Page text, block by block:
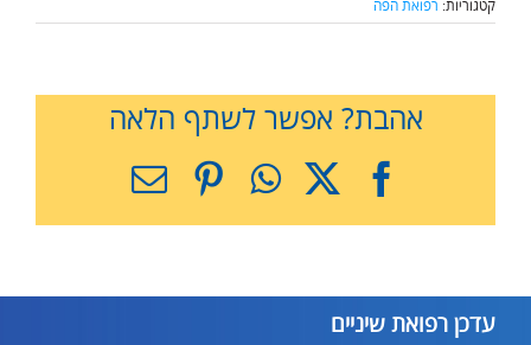
קטגוריות: רפואת הפה
אהבת? אפשר לשתף הלאה
Facebook
X
WhatsApp
Pinterest
כתובת
עדכן רפואת שיניים